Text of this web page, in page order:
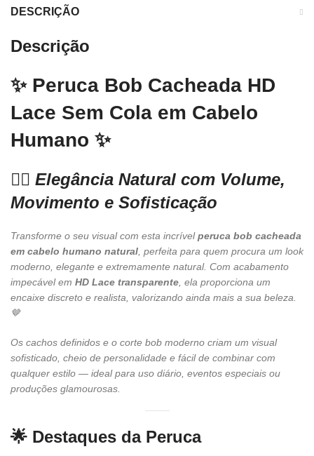
DESCRIÇÃO
Descrição
✨ Peruca Bob Cacheada HD
Lace Sem Cola em Cabelo
Humano ✨
💁‍♀️ Elegância Natural com Volume,
Movimento e Sofisticação
Transforme o seu visual com esta incrívelperuca bob cacheada
em cabelo humano natural , perfeita para quem procura um look
moderno, elegante e extremamente natural. Com acabamento
impecável em HD Lace transparente , ela proporciona um
encaixe discreto e realista, valorizando ainda mais a sua beleza.
🤎
Os cachos definidos e o corte bob moderno criam um visual
sofisticado, cheio de personalidade e fácil de combinar com
qualquer estilo — ideal para uso diário, eventos especiais ou
produções glamourosas.
🌟 Destaques da Peruca